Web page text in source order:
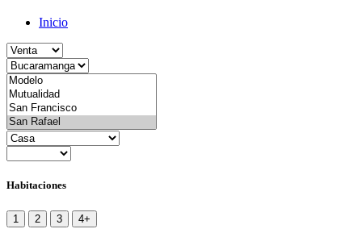
Inicio
Habitaciones
1 2 3 4+